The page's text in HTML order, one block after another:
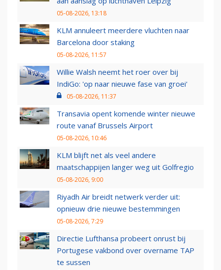
05-08-2026, 13:18
KLM annuleert meerdere vluchten naar
Barcelona door staking
05-08-2026, 11:57
Willie Walsh neemt het roer over bij
IndiGo: 'op naar nieuwe fase van groei'
05-08-2026, 11:37
Transavia opent komende winter nieuwe
route vanaf Brussels Airport
05-08-2026, 10:46
KLM blijft net als veel andere
maatschappijen langer weg uit Golfregio
05-08-2026, 9:00
Riyadh Air breidt netwerk verder uit:
opnieuw drie nieuwe bestemmingen
05-08-2026, 7:29
Directie Lufthansa probeert onrust bij
Portugese vakbond over overname TAP
te sussen